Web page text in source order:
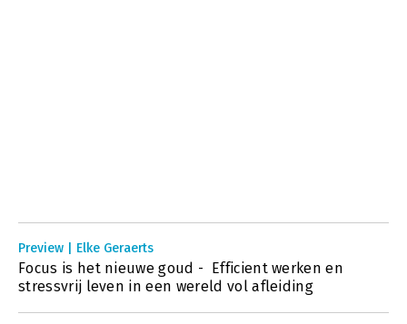
Preview | Elke Geraerts
Focus is het nieuwe goud - Efficient werken en
stressvrij leven in een wereld vol afleiding